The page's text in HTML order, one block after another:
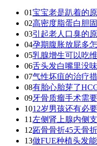
01宝宝老是趴着的
02高密度脂蛋白胆
03引起老人口臭的
04孕期腹胀放屁多
05乳腺增生可以吃
06舌头发白嘴里没
07气性坏疽的治疗
08有胎心胎芽了
09牙骨质瘤手术需
1012岁男孩还有必
11 左侧肾上腺内侧
12跖骨骨折45天骨
13做FUE种植头发